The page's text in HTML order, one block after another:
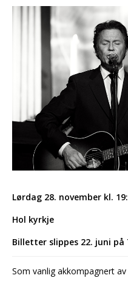
KIRKENE I HOL
FASTE AKTIVITETER
GJENBRUKSBUTIKKEN
NYHETSBREV
Lørdag 28. november kl.
Hol kyrkje
Billetter slippes 22. juni på
Som vanlig akkompagnert